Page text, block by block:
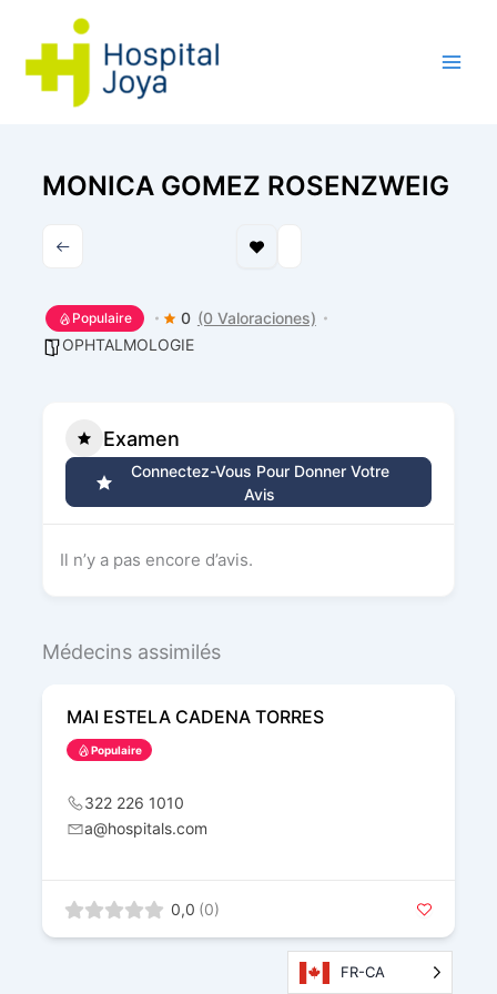
contenu
MONICA GOMEZ ROSENZWEIG
Populaire 0 (0 Valoraciones)
OPHTALMOLOGIE
Examen
Connectez-Vous Pour Donner Votre
Avis
Il n’y a pas encore d’avis.
Médecins assimilés
MAI ESTELA CADENA TORRES
Populaire
322 226 1010
a@hospitals.com
0,0 (0)
FR-CA